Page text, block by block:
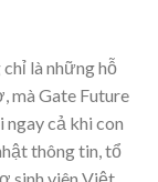
là những hỗ
mà Gate Future
cả khi con
thông tin, tổ